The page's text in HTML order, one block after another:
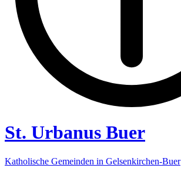
St. Urbanus Buer
Katholische Gemeinden in Gelsenkirchen-Buer